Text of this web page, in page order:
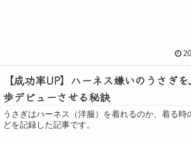
【成功率UP】ハーネス嫌いのうさぎ
歩デビューさせる秘訣
うさぎはハーネス（洋服）を着れるのか、着る時
どを記録した記事です。